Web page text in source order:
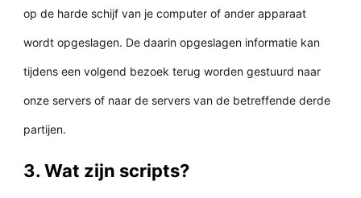
op de harde schijf van je computer of ander apparaat
wordt opgeslagen. De daarin opgeslagen informatie kan
tijdens een volgend bezoek terug worden gestuurd naar
onze servers of naar de servers van de betreffende derde
partijen.
3. Wat zijn scripts?